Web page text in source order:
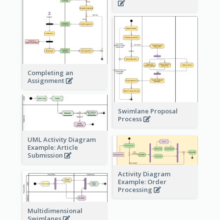
Completing an
Assignment
Swimlane Proposal
Process
UML Activity Diagram
Example: Article
Submission
Activity Diagram
Example: Order
Processing
Multidimensional